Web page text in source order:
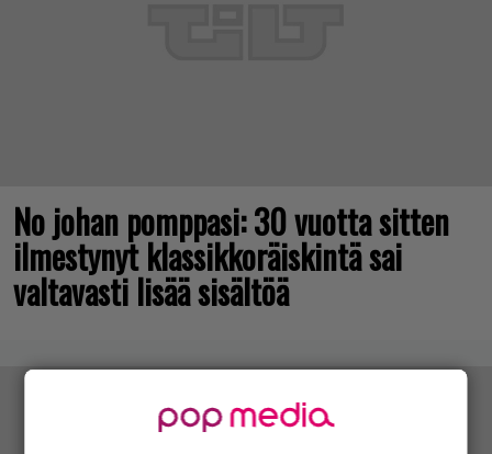
No johan pomppasi: 30 vuotta sitten
ilmestynyt klassikkoräiskintä sai
valtavasti lisää sisältöä